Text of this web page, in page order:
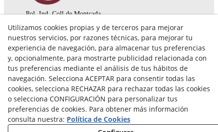
Pol. Ind. Coll de Montcada
08110 Montcada i Reixac (Barcelona)
935 829 999
engrunes@engrunes.org
Utilizamos cookies propias y de terceros para mejorar
nuestros servicios, por razones técnicas, para mejorar tu
experiencia de navegación, para almacenar tus preferencias
y, opcionalmente, para mostrarte publicidad relacionada con
tus preferencias mediante el análisis de tus hábitos de
navegación. Selecciona ACEPTAR para consentir todas las
cookies, selecciona RECHAZAR para rechazar todas las cookies
o selecciona CONFIGURACIÓN para personalizar tus
preferencias de cookies. Para obtener más información
consulta nuestra: Política de Cookies